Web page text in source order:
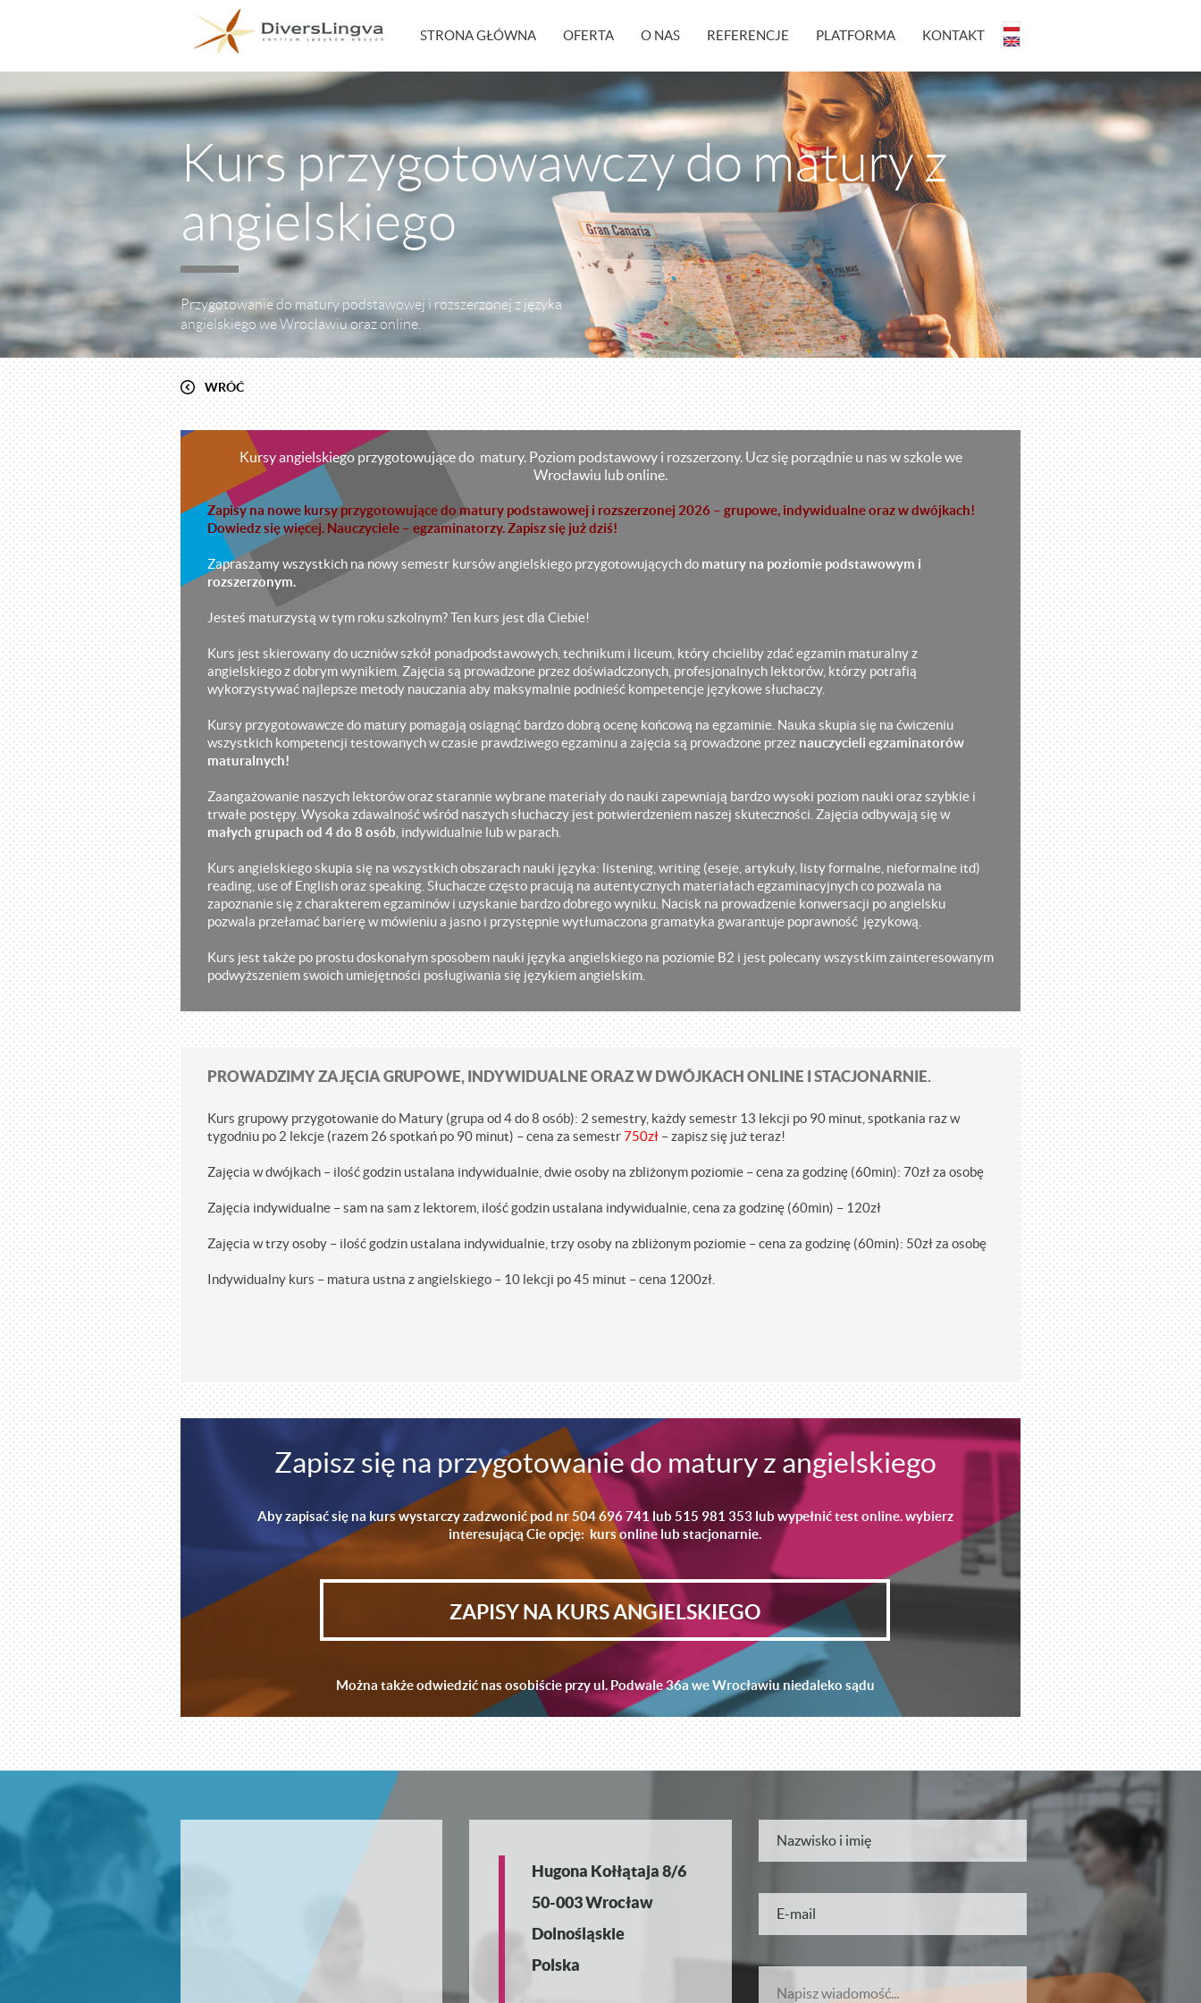
STRONA GŁÓWNA OFERTA O NAS REFERENCJE PLATFORMA KONTAKT
Kurs przygotowawczy do matury z
angielskiego
Przygotowanie do matury podstawowej i rozszerzonej z języka
angielskiego we Wrocławiu oraz online.
WRÓĆ
Kursy angielskiego przygotowujące do matury. Poziom podstawowy i rozszerzony. Ucz się porządnie u nas w szkole we
Wrocławiu lub online.
Zapisy na nowe kursy przygotowujące do matury podstawowej i rozszerzonej 2026 – grupowe, indywidualne oraz w dwójkach!
Dowiedz się więcej. Nauczyciele – egzaminatorzy. Zapisz się już dziś!
Zapraszamy wszystkich na nowy semestr kursów angielskiego przygotowujących do matury na poziomie podstawowym i
rozszerzonym.
Jesteś maturzystą w tym roku szkolnym? Ten kurs jest dla Ciebie!
Kurs jest skierowany do uczniów szkół ponadpodstawowych, technikum i liceum, który chcieliby zdać egzamin maturalny z
angielskiego z dobrym wynikiem. Zajęcia są prowadzone przez doświadczonych, profesjonalnych lektorów, którzy potrafią
wykorzystywać najlepsze metody nauczania aby maksymalnie podnieść kompetencje językowe słuchaczy.
Kursy przygotowawcze do matury pomagają osiągnąć bardzo dobrą ocenę końcową na egzaminie. Nauka skupia się na ćwiczeniu
wszystkich kompetencji testowanych w czasie prawdziwego egzaminu a zajęcia są prowadzone przez nauczycieli egzaminatorów
maturalnych!
Zaangażowanie naszych lektorów oraz starannie wybrane materiały do nauki zapewniają bardzo wysoki poziom nauki oraz szybkie i
trwałe postępy. Wysoka zdawalność wśród naszych słuchaczy jest potwierdzeniem naszej skuteczności. Zajęcia odbywają się w
małych grupach od 4 do 8 osób , indywidualnie lub w parach.
Kurs angielskiego skupia się na wszystkich obszarach nauki języka: listening, writing (eseje, artykuły, listy formalne, nieformalne itd)
reading, use of English oraz speaking. Słuchacze często pracują na autentycznych materiałach egzaminacyjnych co pozwala na
zapoznanie się z charakterem egzaminów i uzyskanie bardzo dobrego wyniku. Nacisk na prowadzenie konwersacji po angielsku
pozwala przełamać barierę w mówieniu a jasno i przystępnie wytłumaczona gramatyka gwarantuje poprawność językową.
Kurs jest także po prostu doskonałym sposobem nauki języka angielskiego na poziomie B2 i jest polecany wszystkim zainteresowanym
podwyższeniem swoich umiejętności posługiwania się językiem angielskim.
PROWADZIMY ZAJĘCIA GRUPOWE, INDYWIDUALNE ORAZ W DWÓJKACH ONLINE I STACJONARNIE.
Kurs grupowy przygotowanie do Matury (grupa od 4 do 8 osób): 2 semestry, każdy semestr 13 lekcji po 90 minut, spotkania raz w
tygodniu po 2 lekcje (razem 26 spotkań po 90 minut) – cena za semestr750zł –zapisz się już teraz!
Zajęcia w dwójkach – ilość godzin ustalana indywidualnie, dwie osoby na zbliżonym poziomie – cena za godzinę (60min): 70zł za osobę
Zajęcia indywidualne – sam na sam z lektorem, ilość godzin ustalana indywidualnie, cena za godzinę (60min) – 120zł
Zajęcia w trzy osoby – ilość godzin ustalana indywidualnie, trzy osoby na zbliżonym poziomie – cena za godzinę (60min): 50zł za osobę
Indywidualny kurs – matura ustna z angielskiego – 10 lekcji po 45 minut – cena 1200zł.
Zapisz się na przygotowanie do matury z angielskiego
Aby zapisać się na kurs wystarczy zadzwonić pod nr 504 696 741 lub 515 981 353 lub wypełnić test online. wybierz
interesującą Cie opcję: kurs online lub stacjonarnie.
ZAPISY NA KURS ANGIELSKIEGO
Można także odwiedzić nas osobiście przy ul. Podwale 36a we Wrocławiu niedaleko sądu
Hugona Kołłątaja 8/6
50-003 Wrocław
Dolnośląskie
Polska